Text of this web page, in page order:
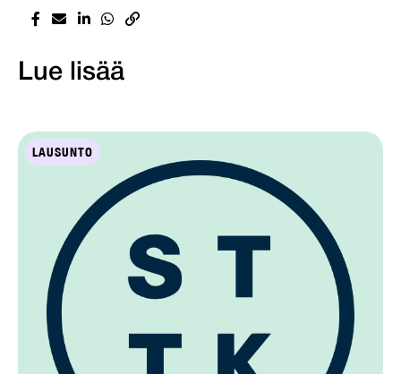
Lue lisää
LAUSUNTO